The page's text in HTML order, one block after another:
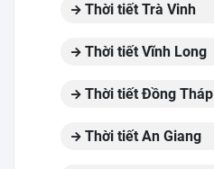
Thời tiết Trà Vinh
Thời tiết Vĩnh Long
Thời tiết Đồng Tháp
Thời tiết An Giang